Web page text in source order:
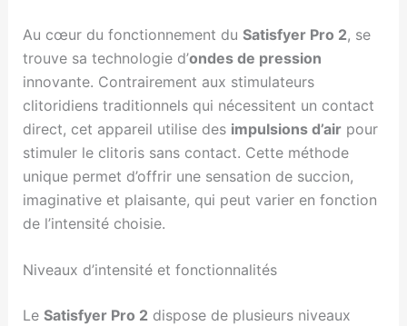
Au cœur du fonctionnement du Satisfyer Pro 2, se
trouve sa technologie d’ondes de pression
innovante. Contrairement aux stimulateurs
clitoridiens traditionnels qui nécessitent un contact
direct, cet appareil utilise des impulsions d’airpour
stimuler le clitoris sans contact. Cette méthode
unique permet d’offrir une sensation de succion,
imaginative et plaisante, qui peut varier en fonction
de l’intensité choisie.
Niveaux d’intensité et fonctionnalités
Le Satisfyer Pro 2dispose de plusieurs niveaux